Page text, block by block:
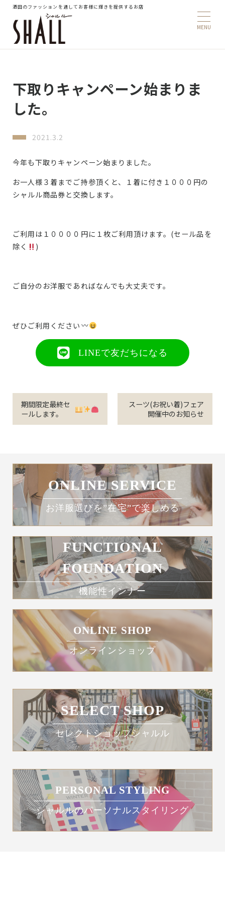
酒田のファッションを通してお客様に輝きを提供するお店
下取りキャンペーン始まりま
した。
2021.3.2
今年も下取りキャンペーン始まりました。
お一人様３着までご持参頂くと、１着に付き１０００円の
シャルル商品券と交換します。
ご利用は１００００円に１枚ご利用頂けます。(セール品を
除く
)
ご自分のお洋服であればなんでも大丈夫です。
ぜひご利用ください
LINEで友だちになる
期間限定最終セ
ールします。
スーツ(お祝い着)フェア
開催中のお知らせ
ONLINE SERVICE
お洋服選びを”在宅”で楽しめる
FUNCTIONAL
FOUNDATION
機能性インナー
ONLINE SHOP
オンラインショップ
SELECT SHOP
セレクトショップシャルル
PERSONAL STYLING
シャルルのパーソナルスタイリング